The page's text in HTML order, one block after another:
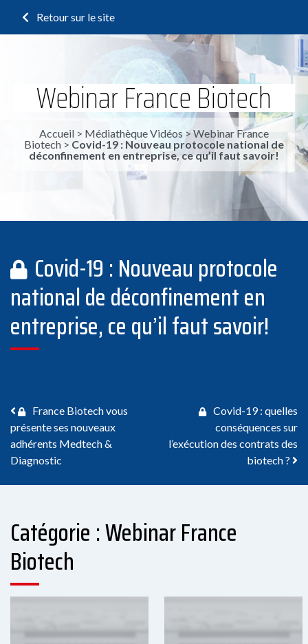
Retour sur le site
Webinar France Biotech
Accueil > Médiathèque Vidéos > Webinar France
Biotech > Covid-19 : Nouveau protocole national de
déconfinement en entreprise, ce qu’il faut savoir!
Covid-19 : Nouveau protocole
national de déconfinement en
entreprise, ce qu’il faut savoir!
Navigation des articles
France Biotech vous
présente ses nouveaux
adhérents Medtech &
Diagnostic
Covid-19 : quelles
conséquences sur
l’exécution des contrats des
biotech ?
Catégorie : Webinar France
Biotech